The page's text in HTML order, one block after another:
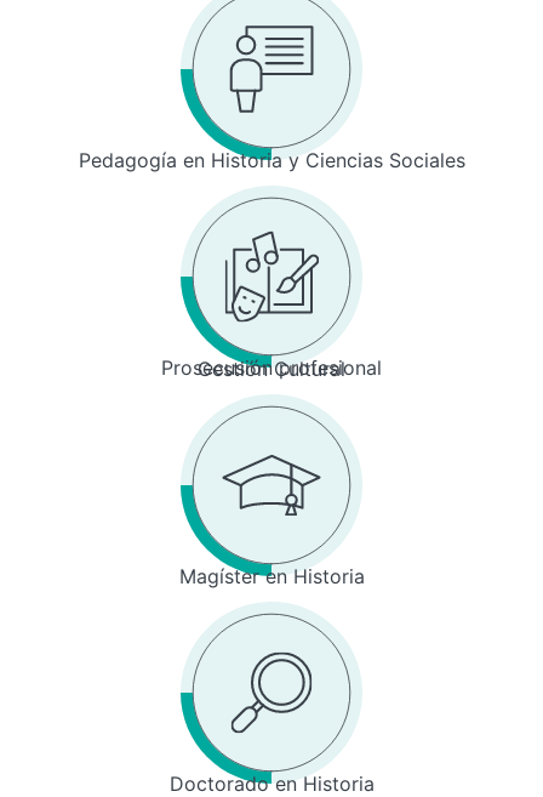
Pedagogía en Historia y Ciencias Sociales
Prosecusión profesional
Gestión Cultural
Magíster en Historia
Doctorado en Historia